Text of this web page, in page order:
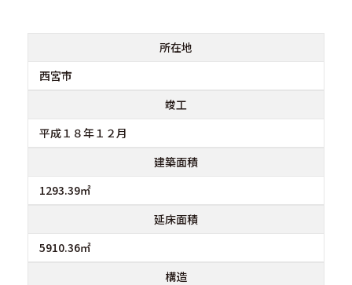
所在地
西宮市
竣工
平成１８年１２月
建築面積
1293.39㎡
延床面積
5910.36㎡
構造